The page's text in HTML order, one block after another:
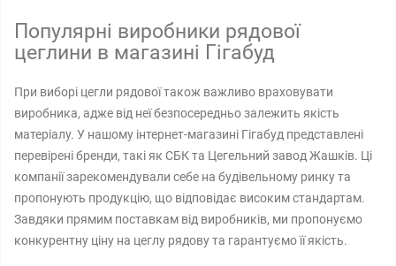
Популярні виробники рядової
цеглини в магазині Гігабуд
При виборі цегли рядової також важливо враховувати
виробника, адже від неї безпосередньо залежить якість
матеріалу. У нашому інтернет-магазині Гігабуд представлені
перевірені бренди, такі як СБК та Цегельний завод Жашків. Ці
компанії зарекомендували себе на будівельному ринку та
пропонують продукцію, що відповідає високим стандартам.
Завдяки прямим поставкам від виробників, ми пропонуємо
конкурентну ціну на цеглу рядову та гарантуємо її якість.